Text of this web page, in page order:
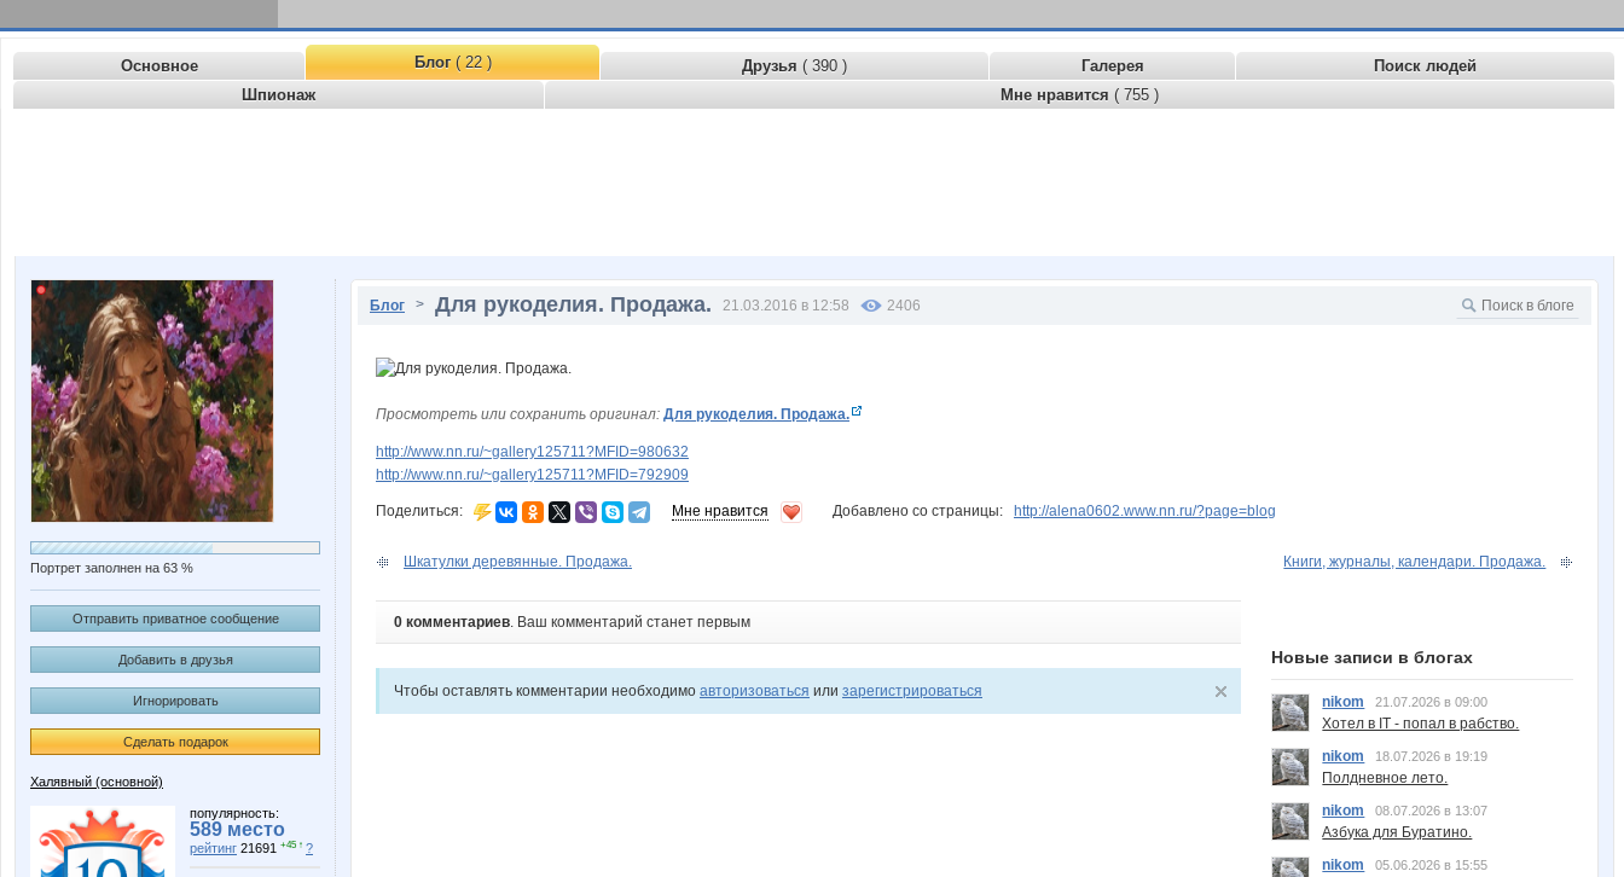
Основное Блог( 22 ) Друзья ( 390 ) Галерея
Поиск людей
Шпионаж
Мне нравится ( 755 )
Портрет заполнен на 63 %
Отправить приватное сообщение
Добавить в друзья
Игнорировать
Сделать подарок
Халявный (основной)
популярность:
589 место
рейтинг 21691 +45 ↑ ?
Блог > Для рукоделия. Продажа. 21.03.2016 в 12:58 2406
Просмотреть или сохранить оригинал: Для рукоделия. Продажа.
http://www.nn.ru/~gallery125711?MFID=980632
http://www.nn.ru/~gallery125711?MFID=792909
Поделиться: Мне нравится Добавлено со страницы: http://alena0602.www.nn.ru/?page=blog
Шкатулки деревянные. Продажа. Книги, журналы, календари. Продажа.
0 комментариев. Ваш комментарий станет первым
Чтобы оставлять комментарии необходимо авторизоваться или зарегистрироваться
Новые записи в блогах
nikom 21.07.2026 в 09:00
Хотел в IT - попал в рабство.
nikom
18.07.2026 в 19:19
Полдневное лето.
nikom
08.07.2026 в 13:07
Азбука для Буратино.
nikom
05.06.2026 в 15:55